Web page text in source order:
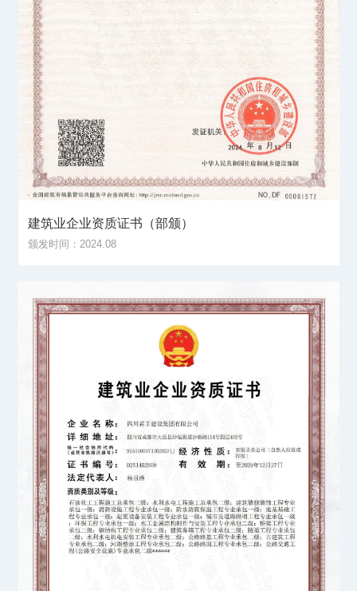
建筑业企业资质证书（部颁）
颁发时间：2024.08